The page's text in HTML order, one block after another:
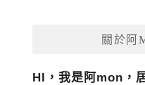
關於阿
HI，我是阿mon，